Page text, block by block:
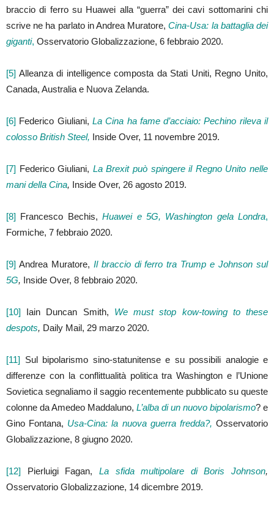
braccio di ferro su Huawei alla “guerra” dei cavi sottomarini chi
scrive ne ha parlato in Andrea Muratore,Cina-Usa: la battaglia dei
giganti, Osservatorio Globalizzazione, 6 febbraio 2020.
[5] Alleanza di intelligence composta da Stati Uniti, Regno Unito,
Canada, Australia e Nuova Zelanda.
[6] Federico Giuliani, La Cina ha fame d’acciaio: Pechino rileva il
colosso British Steel, Inside Over, 11 novembre 2019.
[7] Federico Giuliani, La Brexit può spingere il Regno Unito nelle
mani della Cina, Inside Over, 26 agosto 2019.
[8] Francesco Bechis,Huawei e 5G, Washington gela Londra,
Formiche, 7 febbraio 2020.
[9] Andrea Muratore, Il braccio di ferro tra Trump e Johnson sul
5G, Inside Over, 8 febbraio 2020.
[10] Iain Duncan Smith, We must stop kow-towing to these
despots, Daily Mail, 29 marzo 2020.
[11] Sul bipolarismo sino-statunitense e su possibili analogie e
differenze con la conflittualità politica tra Washington e l’Unione
Sovietica segnaliamo il saggio recentemente pubblicato su queste
colonne da Amedeo Maddaluno, L’alba di un nuovo bipolarismo? e
Gino Fontana, Usa-Cina: la nuova guerra fredda?, Osservatorio
Globalizzazione, 8 giugno 2020.
[12] Pierluigi Fagan, La sfida multipolare di Boris Johnson,
Osservatorio Globalizzazione, 14 dicembre 2019.